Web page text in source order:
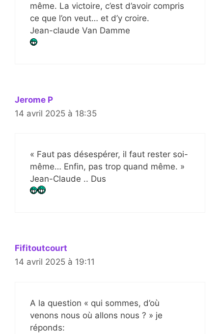
même. La victoire, c’est d’avoir compris
ce que l’on veut… et d’y croire.
Jean-claude Van Damme
Jerome P
14 avril 2025 à 18:35
« Faut pas désespérer, il faut rester soi-
même… Enfin, pas trop quand même. »
Jean-Claude .. Dus
Fifitoutcourt
14 avril 2025 à 19:11
A la question « qui sommes, d’où
venons nous où allons nous ? » je
réponds: